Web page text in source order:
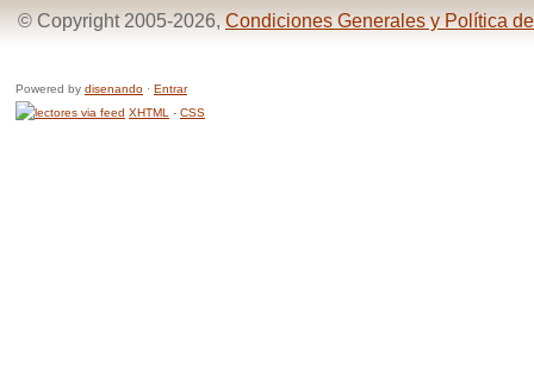
© Copyright 2005-2026, Condiciones Generales y Política
Powered by disenando · Entrar
XHTML - CSS